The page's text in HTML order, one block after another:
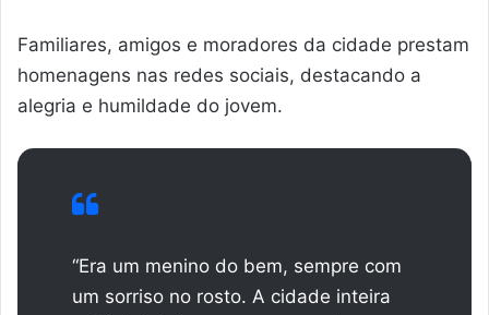
Familiares, amigos e moradores da cidade prestam
homenagens nas redes sociais, destacando a
alegria e humildade do jovem.
“Era um menino do bem, sempre com
um sorriso no rosto. A cidade inteira